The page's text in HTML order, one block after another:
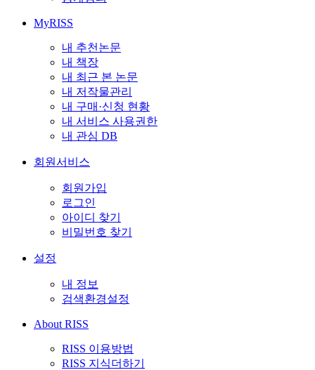
MyRISS
내 추천논문
내 책장
내 최근 본 논문
내 저작물관리
내 구매·신청 현황
내 서비스 사용권한
내 관심 DB
회원서비스
회원가입
로그인
아이디 찾기
비밀번호 찾기
설정
내 정보
검색환경설정
About RISS
RISS 이용방법
RISS 지식더하기